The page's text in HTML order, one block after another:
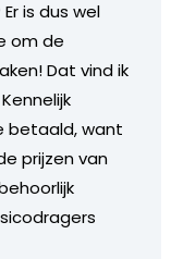
is dus wel
om de
Dat vind ik
betaald, want
prijzen van